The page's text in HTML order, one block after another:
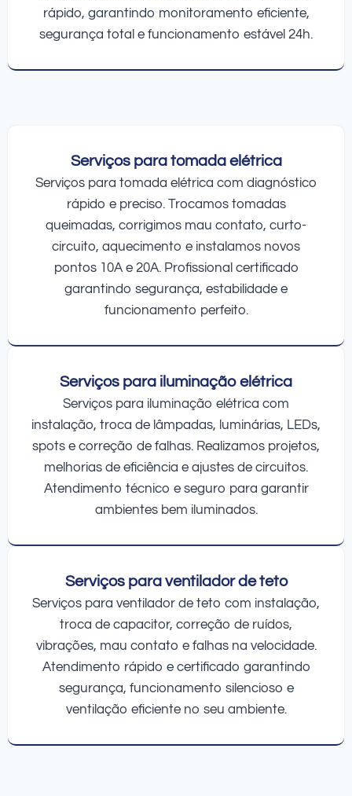
rápido, garantindo monitoramento eficiente,
segurança total e funcionamento estável 24h.
Serviços para tomada elétrica
Serviços para tomada elétrica com diagnóstico
rápido e preciso. Trocamos tomadas
queimadas, corrigimos mau contato, curto-
circuito, aquecimento e instalamos novos
pontos 10A e 20A. Profissional certificado
garantindo segurança, estabilidade e
funcionamento perfeito.
Serviços para iluminação elétrica
Serviços para iluminação elétrica com
instalação, troca de lâmpadas, luminárias, LEDs,
spots e correção de falhas. Realizamos projetos,
melhorias de eficiência e ajustes de circuitos.
Atendimento técnico e seguro para garantir
ambientes bem iluminados.
Serviços para ventilador de teto
Serviços para ventilador de teto com instalação,
troca de capacitor, correção de ruídos,
vibrações, mau contato e falhas na velocidade.
Atendimento rápido e certificado garantindo
segurança, funcionamento silencioso e
ventilação eficiente no seu ambiente.